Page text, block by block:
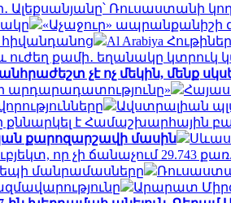
Ալեքսանյանը՝ Ռուսաստանի
«Աչաջուր» ապրանքանիշի
հիվանդանոց
Al Arabiya
քամի․ եղանակը կտրուկ
չէ ոչ մեկին, մենք
արդարադատությունը»
Ավստրալիան
է Համաշխարհային
քարոզարշավի մասին
որ չի ճանաչում 29.743
մանրամասները
Արարատ